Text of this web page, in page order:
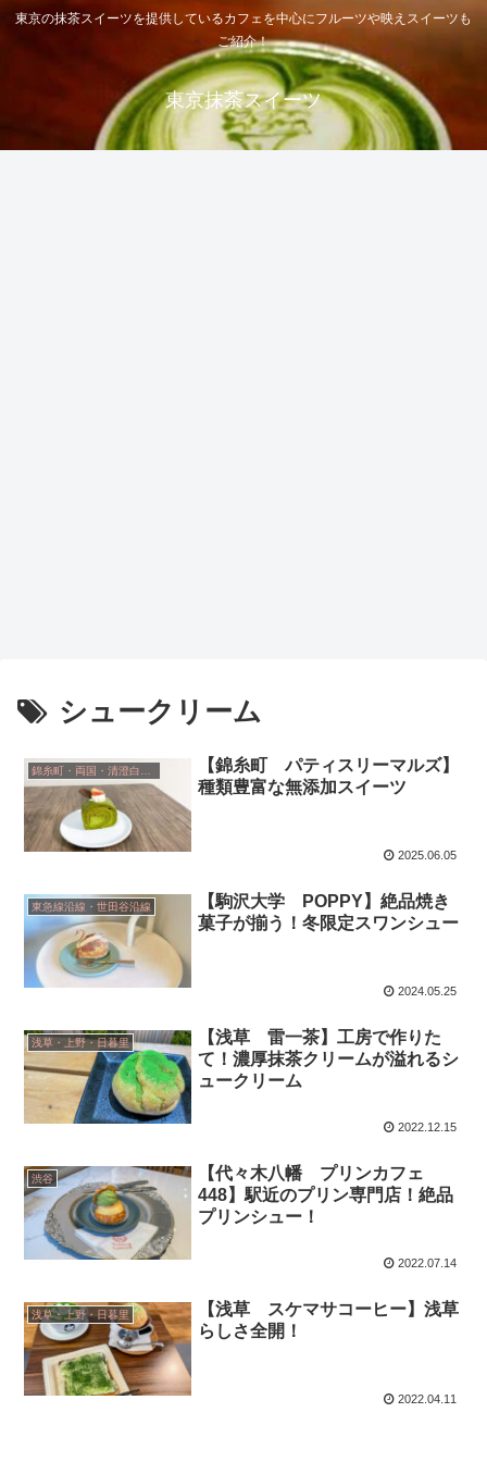
東京の抹茶スイーツを提供しているカフェを中心にフルーツや映えスイーツも
ご紹介！
東京抹茶スイーツ
シュークリーム
【錦糸町 パティスリーマルズ】
種類豊富な無添加スイーツ
2025.06.05
東急線沿線・世田谷沿線
【駒沢大学 POPPY】絶品焼き
菓子が揃う！冬限定スワンシュー
2024.05.25
浅草・上野・日暮里
【浅草 雷一茶】工房で作りた
て！濃厚抹茶クリームが溢れるシ
ュークリーム
2022.12.15
渋谷
【代々木八幡 プリンカフェ
448】駅近のプリン専門店！絶品
プリンシュー！
2022.07.14
浅草・上野・日暮里
【浅草 スケマサコーヒー】浅草
らしさ全開！
2022.04.11